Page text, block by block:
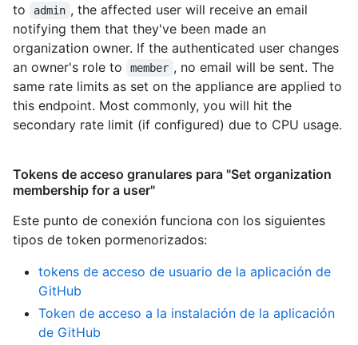
to
admin , the affected user will receive an email
notifying them that they've been made an
organization owner. If the authenticated user changes
an owner's role to
member , no email will be sent. The
same rate limits as set on the appliance are applied to
this endpoint. Most commonly, you will hit the
secondary rate limit (if configured) due to CPU usage.
Tokens de acceso granulares para "Set organization
membership for a user"
Este punto de conexión funciona con los siguientes
tipos de token pormenorizados:
tokens de acceso de usuario de la aplicación de
GitHub
Token de acceso a la instalación de la aplicación
de GitHub